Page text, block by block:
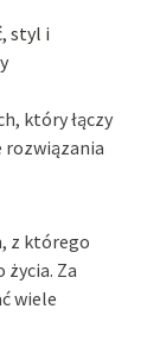
styl i
który łączy
rozwiązania
z którego
Za
wiele